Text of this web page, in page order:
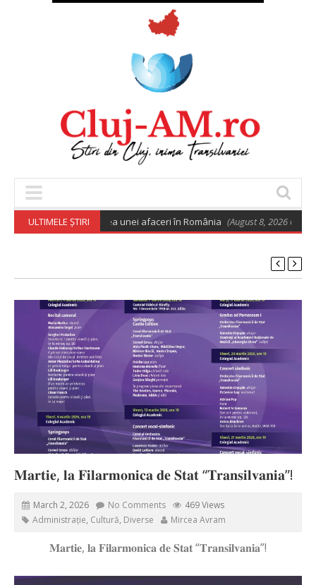
ULTIMELE ȘTIRI
pentru deschiderea unei afaceri în România (August 8, 2026 6:02 am)
𝐌𝐚𝐫𝐭𝐢𝐞, 𝐥𝐚 𝐅𝐢𝐥𝐚𝐫𝐦𝐨𝐧𝐢𝐜𝐚 𝐝𝐞 𝐒𝐭𝐚𝐭 “𝐓𝐫𝐚𝐧𝐬𝐢𝐥𝐯𝐚𝐧𝐢𝐚”!
March 2, 2026 No Comments
469 Views
Administrație, Cultură, Diverse Mircea Avram
𝐌𝐚𝐫𝐭𝐢𝐞, 𝐥𝐚 𝐅𝐢𝐥𝐚𝐫𝐦𝐨𝐧𝐢𝐜𝐚 𝐝𝐞 𝐒𝐭𝐚𝐭 “𝐓𝐫𝐚𝐧𝐬𝐢𝐥𝐯𝐚𝐧𝐢𝐚”!